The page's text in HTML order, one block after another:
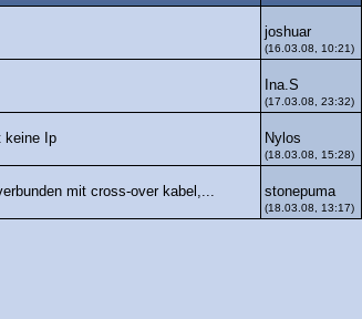
joshuar
(16.03.08, 10:21)
Ina.S
(17.03.08, 23:32)
keine Ip Nylos
(18.03.08, 15:28)
mit cross-over kabel,... stonepuma
(18.03.08, 13:17)